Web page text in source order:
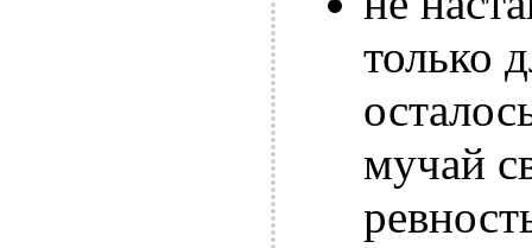
только
мучай